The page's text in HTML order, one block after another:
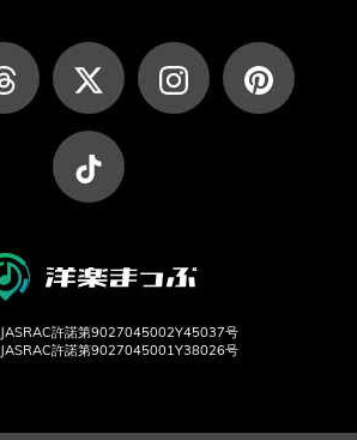
JASRAC許諾第9027045002Y45037号
JASRAC許諾第9027045001Y38026号